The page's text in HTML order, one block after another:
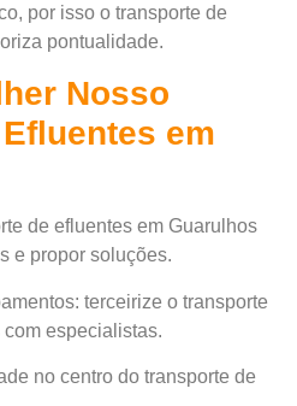
por isso o transporte de
pontualidade.
Nosso
em
de efluentes em Guarulhos
e propor soluções.
terceirize o transporte
especialistas.
no centro do transporte de